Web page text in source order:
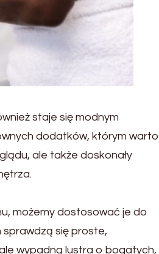
staje się modnym
dodatków, którym warto
ale także doskonały
możemy dostosować je do
się proste,
wypadną lustra o bogatych,